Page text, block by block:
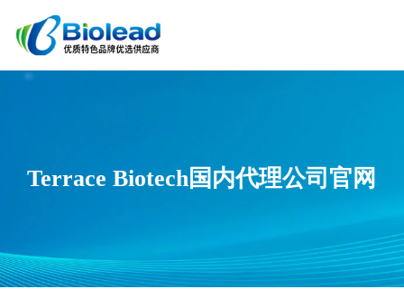
Terrace Biotech国内代理公司官网